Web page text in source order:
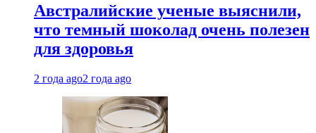
Австралийские ученые выяснили,
что темный шоколад очень полезен
для здоровья
2 года ago2 года ago